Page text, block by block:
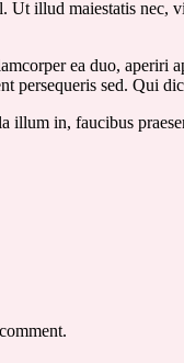
illud maiestatis nec,
ea duo, aperiri
persequeris sed. Qui
in, faucibus